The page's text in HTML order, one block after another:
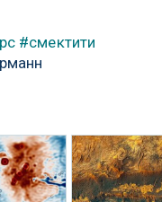
#смектити